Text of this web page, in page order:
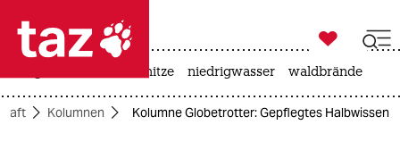
 taz zahl ich
taz zahl ich

taz zahl ich
hitze niedrigwasser waldbrände
Kolumnen Kolumne Globetrotter: Gepflegtes Halbwissen